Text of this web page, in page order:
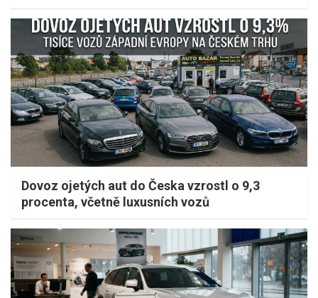
Dovoz ojetých aut do Česka vzrostl o 9,3
procenta, včetně luxusních vozů